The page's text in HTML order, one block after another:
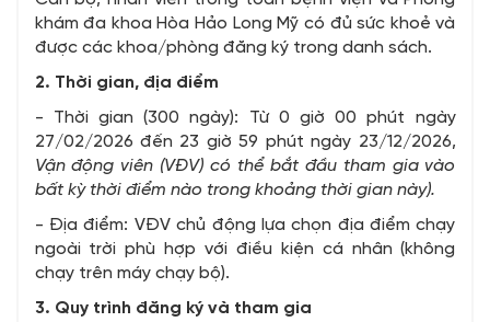
khám đa khoa Hòa Hảo Long Mỹ có đủ sức khoẻ và
được các khoa/phòng đăng ký trong danh sách.
2. Thời gian, địa điểm
- Thời gian (300 ngày): Từ 0 giờ 00 phút ngày
27/02/2026 đến 23 giờ 59 phút ngày 23/12/2026,
Vận động viên (VĐV) có thể bắt đầu tham gia vào
bất kỳ thời điểm nào trong khoảng thời gian này).
- Địa điểm: VĐV chủ động lựa chọn địa điểm chạy
ngoài trời phù hợp với điều kiện cá nhân (không
chạy trên máy chạy bộ).
3. Quy trình đăng ký và tham gia